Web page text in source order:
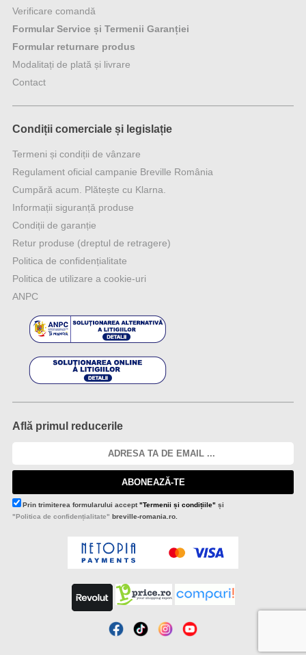
Verificare comandă
Formular Service și Termenii Garanției
Formular returnare produs
Modalitați de plată și livrare
Contact
Condiții comerciale și legislație
Termeni și condiții de vânzare
Regulament oficial campanie Breville România
Cumpără acum. Plătește cu Klarna.
Informații siguranță produse
Condiții de garanție
Retur produse (dreptul de retragere)
Politica de confidențialitate
Politica de utilizare a cookie-uri
ANPC
Află primul reducerile
ABONEAZĂ-TE
Prin trimiterea formularului accept"Termenii și condițiile" și
"Politica de confidențialitate" breville-romania.ro.